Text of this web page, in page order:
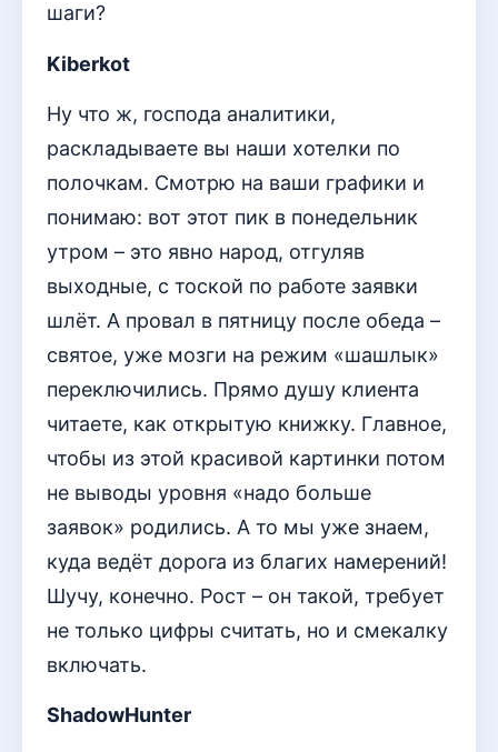
шаги?
Kiberkot
Ну что ж, господа аналитики,
раскладываете вы наши хотелки по
полочкам. Смотрю на ваши графики и
понимаю: вот этот пик в понедельник
утром – это явно народ, отгуляв
выходные, с тоской по работе заявки
шлёт. А провал в пятницу после обеда –
святое, уже мозги на режим «шашлык»
переключились. Прямо душу клиента
читаете, как открытую книжку. Главное,
чтобы из этой красивой картинки потом
не выводы уровня «надо больше
заявок» родились. А то мы уже знаем,
куда ведёт дорога из благих намерений!
Шучу, конечно. Рост – он такой, требует
не только цифры считать, но и смекалку
включать.
ShadowHunter